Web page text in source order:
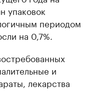
упаковок
периодом
на 0,7%.
и
лекарства